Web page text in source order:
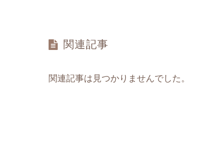
関連記事
関連記事は見つかりませんでした。